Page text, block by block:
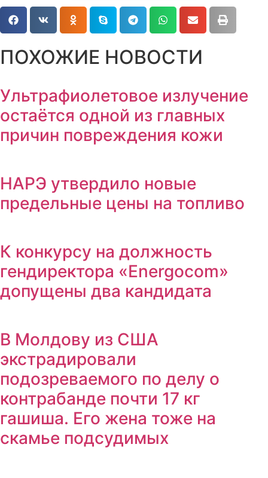
ПОХОЖИЕ НОВОСТИ
Ультрафиолетовое излучение
остаётся одной из главных
причин повреждения кожи
НАРЭ утвердило новые
предельные цены на топливо
К конкурсу на должность
гендиректора «Energocom»
допущены два кандидата
В Молдову из США
экстрадировали
подозреваемого по делу о
контрабанде почти 17 кг
гашиша. Его жена тоже на
скамье подсудимых